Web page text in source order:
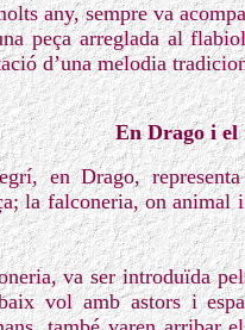
any, sempre va
peça arreglada al
d’una melodia
En Drago i el
en Drago,
la falconeria, on animal
va ser introduïda
vol amb astors i